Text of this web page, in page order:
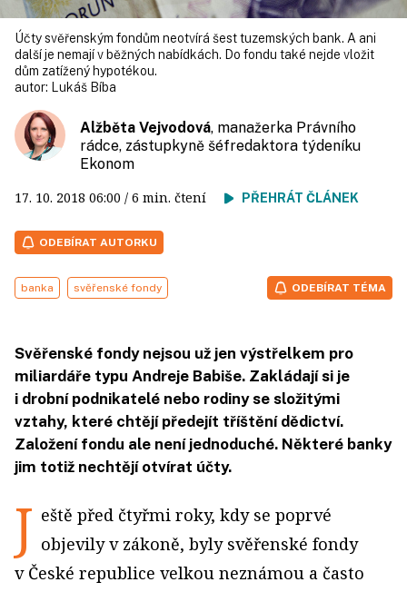
Účty svěřenským fondům neotvírá šest tuzemských bank. A ani
další je nemají v běžných nabídkách. Do fondu také nejde vložit
dům zatížený hypotékou.
autor:
Lukáš Bíba
Alžběta Vejvodová, manažerka Právního
rádce, zástupkyně šéfredaktora týdeníku
Ekonom
17. 10. 2018 06:00 / 6 min. čtení PŘEHRÁT ČLÁNEK
ODEBÍRAT AUTORKU
banka svěřenské fondy ODEBÍRAT TÉMA
Svěřenské fondy nejsou už jen výstřelkem pro
miliardáře typu Andreje Babiše. Zakládají si je
i drobní podnikatelé nebo rodiny se složitými
vztahy, které chtějí předejít tříštění dědictví.
Založení fondu ale není jednoduché. Některé banky
jim totiž nechtějí otvírat účty.
J eště před čtyřmi roky, kdy se poprvé
objevily v zákoně, byly svěřenské fondy
v České republice velkou neznámou a často